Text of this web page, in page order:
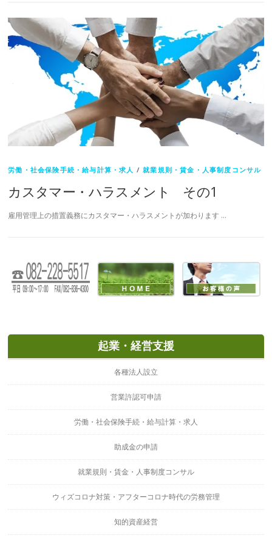
労働・社会保険手続・給与計算・求人 /就業規則・賃金・人事制度コンサル
カスタマー・ハラスメント その1
雇用管理上の措置義務にカスタマー・ハラスメントが加わります …
起業・経営支援
各種法人設立
営業許認可申請
労働・社会保険手続・給与計算・求人
助成金の申請
就業規則・賃金・人事制度コンサル
ウィズコロナ対策・アフターコロナ時代の労務管理
知的資産経営